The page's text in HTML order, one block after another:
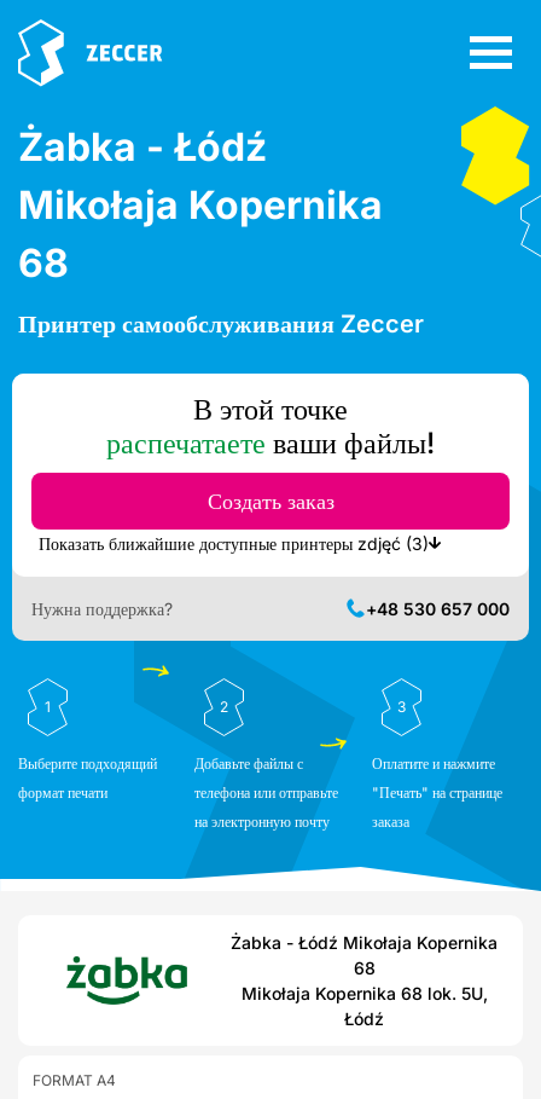
Żabka - Łódź
Mikołaja Kopernika
68
Принтер самообслуживания Zeccer
В этой точке
распечатаете ваши файлы!
Создать заказ
Показать ближайшие доступные принтеры zdjęć (3)
Нужна поддержка? +48 530 657 000
1
Выберите подходящий
формат печати
2
Добавьте файлы с
телефона или отправьте
на электронную почту
3
Оплатите и нажмите
"Печать" на странице
заказа
Żabka - Łódź Mikołaja Kopernika
68
Mikołaja Kopernika 68 lok. 5U,
Łódź
FORMAT A4